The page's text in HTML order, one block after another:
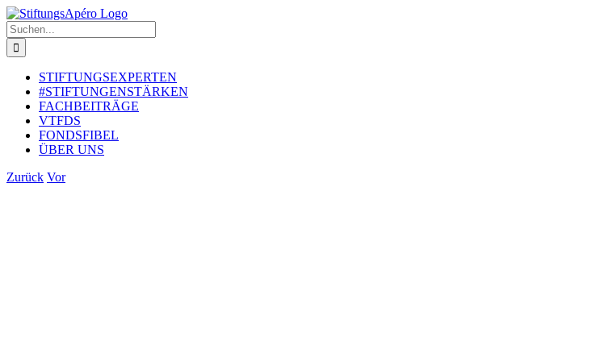
Zum
Inhalt
springen
Suche
nach:
STIFTUNGSEXPERTEN
#STIFTUNGENSTÄRKEN
FACHBEITRÄGE
VTFDS
FONDSFIBEL
ÜBER UNS
Zurück Vor